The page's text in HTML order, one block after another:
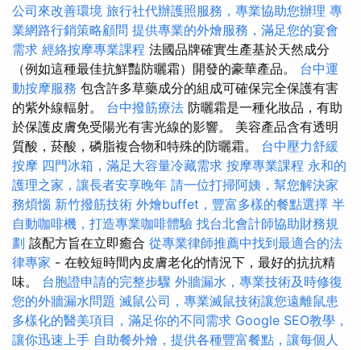
公司來改善環境 旅行社代辦護照服務，專業協助您辦理 專
業網路行銷策略顧問 提供專業的外燴服務，滿足您的宴會
需求 經絡按摩專業課程 法國品牌確實生產基於天然成分
（例如這種最佳抗鮮豔防曬霜）開發的豪華產品。 台中運
動按摩服務 包含許多草藥成分的組成可確保完全保護有害
的紫外線輻射。 台中撥筋療法 防曬霜是一種化妝品，有助
於保護皮膚免受陽光有害光線的影響。 美容產品含有透明
質酸，菸酸，磷脂複合物和特殊的防曬霜。 台中壓力舒緩
按摩 四門冰箱，滿足大容量冷藏需求 按摩專業課程 永和的
護理之家，讓長者安享晚年 請一位打掃阿姨，幫您解決家
務煩惱 新竹撥筋技術 外燴buffet，豐富多樣的餐點選擇 半
自動咖啡機，打造專業咖啡體驗 找台北會計師協助財務規
劃 該配方旨在立即癒合 從專業律師推薦中找到最適合的法
律專家 - 在較短時間內皮膚老化的情況下，最好的抗抗精
味。 台胞證申請的完整步驟 外牆漏水，專業技術及時修復
您的外牆漏水問題 滅鼠公司，專業滅鼠技術讓您遠離鼠患
多樣化的醫美項目，滿足你的不同需求 Google SEO教學，
讓你迅速上手 自助餐外燴，提供各種豐富餐點，讓每個人